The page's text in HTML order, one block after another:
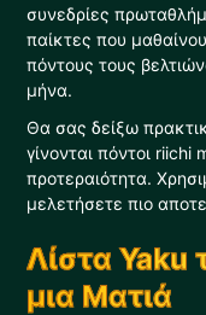
συνεδρίες
παίκτες που
πόντους τους
μήνα.
Θα σας δείξω
γίνονται πόντοι riichi
προτεραιότητα.
μελετήσετε πιο
Λίστα Yaku
μια Ματιά